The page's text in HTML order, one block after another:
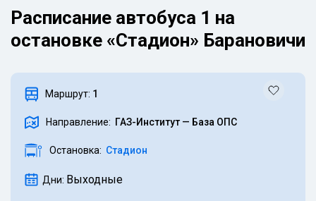
Расписание автобуса 1 на
остановке «Стадион» Барановичи
Маршрут: 1
Направление: ГАЗ-Институт — База ОПС
Дни: Выходные
Остановка: Стадион